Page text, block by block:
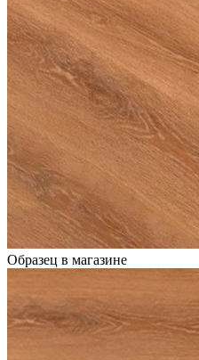
Образец в магазине